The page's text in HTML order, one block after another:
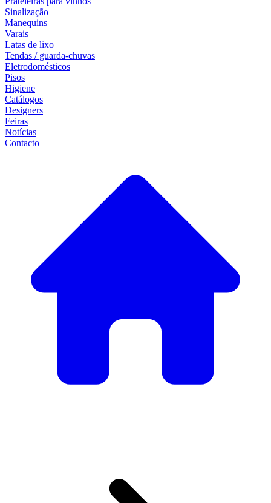
Sinalização
Manequins
Varais
Latas de lixo
Tendas / guarda-chuvas
Eletrodomésticos
Pisos
Higiene
Catálogos
Designers
Feiras
Notícias
Contacto